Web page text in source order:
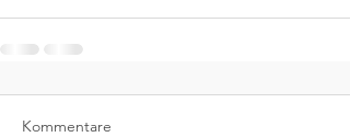
Kommentare